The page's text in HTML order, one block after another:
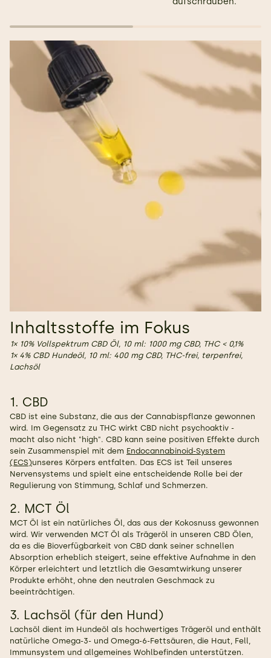
Inhaltsstoffe im Fokus
1× 10% Vollspektrum CBD Öl, 10 ml: 1000 mg CBD, THC < 0,1%
1× 4% CBD Hundeöl, 10 ml: 400 mg CBD, THC-frei, terpenfrei,
Lachsöl
1. CBD
CBD ist eine Substanz, die aus der Cannabispflanze gewonnen
wird. Im Gegensatz zu THC wirkt CBD nicht psychoaktiv -
macht also nicht "high". CBD kann seine positiven Effekte durch
sein Zusammenspiel mit dem Endocannabinoid-System
(ECS)unseres Körpers entfalten. Das ECS ist Teil unseres
Nervensystems und spielt eine entscheidende Rolle bei der
Regulierung von Stimmung, Schlaf und Schmerzen.
2. MCT Öl
MCT Öl ist ein natürliches Öl, das aus der Kokosnuss gewonnen
wird. Wir verwenden MCT Öl als Trägeröl in unseren CBD Ölen,
da es die Bioverfügbarkeit von CBD dank seiner schnellen
Absorption erheblich steigert, seine effektive Aufnahme in den
Körper erleichtert und letztlich die Gesamtwirkung unserer
Produkte erhöht, ohne den neutralen Geschmack zu
beeinträchtigen.
3. Lachsöl (für den Hund)
Lachsöl dient im Hundeöl als hochwertiges Trägeröl und enthält
natürliche Omega-3- und Omega-6-Fettsäuren, die Haut, Fell,
Immunsystem und allgemeines Wohlbefinden unterstützen.